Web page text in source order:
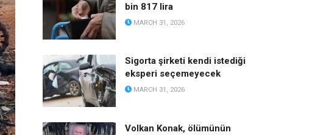
bin 817 lira
MARCH 31, 2026
Sigorta şirketi kendi istediği
eksperi seçemeyecek
MARCH 31, 2026
Volkan Konak, ölümünün